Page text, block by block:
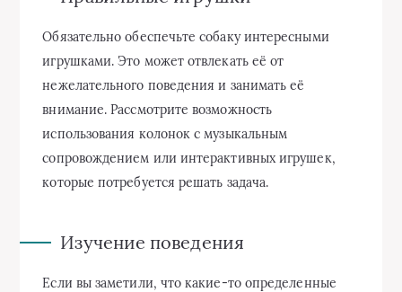
Обязательно обеспечьте собаку интересными
игрушками. Это может отвлекать её от
нежелательного поведения и занимать её
внимание. Рассмотрите возможность
использования колонок с музыкальным
сопровождением или интерактивных игрушек,
которые потребуется решать задача.
Изучение поведения
Если вы заметили, что какие-то определенные